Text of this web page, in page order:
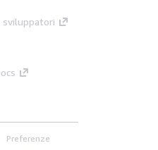
Preferenze